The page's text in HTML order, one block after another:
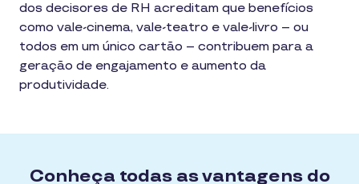
dos decisores de RH acreditam que benefícios
como vale-cinema, vale-teatro e vale-livro – ou
todos em um único cartão – contribuem para a
geração de engajamento e aumento da
produtividade.
Conheça todas as vantagens do